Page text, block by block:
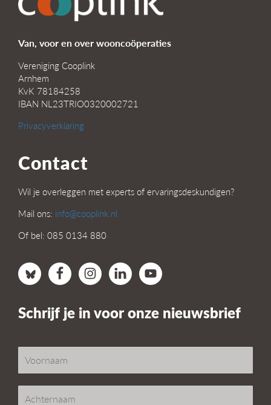
Van, voor en over wooncoöperaties
Vereniging Cooplink
Arnhem
KvK 78184258
IBAN NL23TRIO0320002721
Privacyverklaring
Contact
Wil je overleggen met experts of ervaringsdeskundigen?
Mail ons: info@cooplink.nl
Of bel: 085 0134 880
Schrijf je in voor onze nieuwsbrief